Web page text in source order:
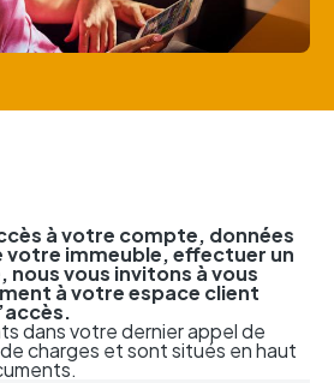
à votre compte, données
votre immeuble, effectuer un
nous vous invitons à vous
à votre espace client
dans votre dernier appel de
charges et sont situés en haut